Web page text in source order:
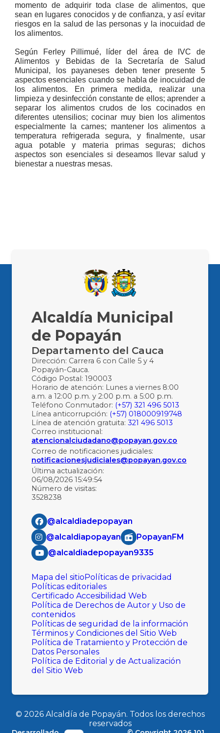
momento de adquirir toda clase de alimentos, que
sean en lugares conocidos y de confianza, y así evitar
riesgos en la salud de las personas y la inocuidad de
los alimentos.
Según Ferley Pillimué, líder del área de IVC de
Alimentos y Bebidas de la Secretaría de Salud
Municipal, los payaneses deben tener presente 5
aspectos esenciales cuando se habla de inocuidad de
los alimentos. En primera medida, realizar una
limpieza y desinfección constante de ellos; aprender a
separar los alimentos crudos de los cocinados en
diferentes utensilios; cocinar muy bien los alimentos
especialmente la carnes; mantener los alimentos a
temperatura refrigerada segura, y finalmente, usar
agua potable y materia primas seguras; dichos
aspectos son esenciales si deseamos llevar salud y
bienestar a nuestras mesas.
Alcaldía Municipal
de Popayán
Departamento del Cauca
Dirección: Carrera 6 con Calle 5 y 4
Popayán-Cauca.
Código Postal: 190003
Horario de atención: Lunes a viernes 8:00
a.m. a 12:00 p.m. y 2:00 p.m. a 5:00 p.m.
Teléfono Conmutador: (+57) 321 496 5013
Línea anticorrupción: (+57) 018000919748
Línea de atención gratuita: 321 496 5013
Correo institucional:
atencionalciudadano@popayan.gov.co
Correo de notificaciones judiciales:
notificacionesjudiciales@popayan.gov.co
Última actualización:
06/08/2026 15:49:54
Número de visitas:
3528238
@alcaldiadepopayan
@alcaldiapopayan
PopayanFM
@alcaldiadepopayan9335
Mapa del sitioPolíticas de privacidad
Políticas editoriales
Certificado Accesibilidad Web
Política de Derechos de Autor y Uso de
contenidos
Políticas de seguridad de la información
Términos y Condiciones del Sitio Web
Política de Tratamiento y Protección de
Datos Personales
Política de Editorial y de Actualización
del Sitio Web
© 2026Alcaldía de Popayán. Todos los derechos
reservados